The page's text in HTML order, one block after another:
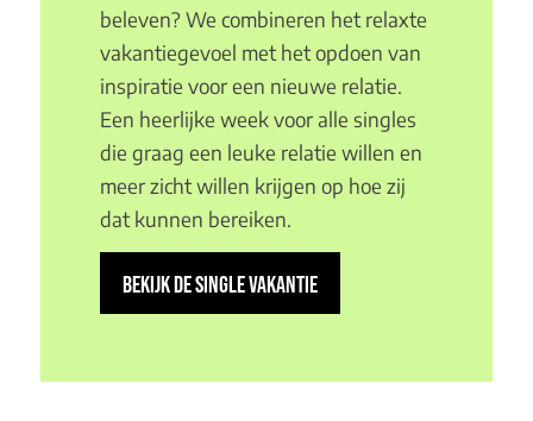
beleven? We combineren het relaxte
vakantiegevoel met het opdoen van
inspiratie voor een nieuwe relatie.
Een heerlijke week voor alle singles
die graag een leuke relatie willen en
meer zicht willen krijgen op hoe zij
dat kunnen bereiken.
BEKIJK DE SINGLE VAKANTIE